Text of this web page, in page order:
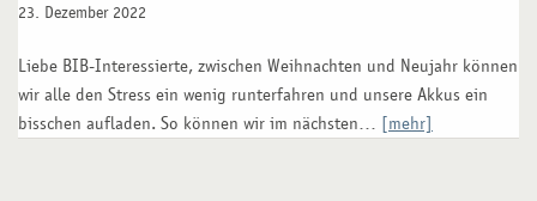
23. Dezember 2022
Liebe BIB-Interessierte, zwischen Weihnachten und Neujahr können
wir alle den Stress ein wenig runterfahren und unsere Akkus ein
bisschen aufladen. So können wir im nächsten… [mehr]